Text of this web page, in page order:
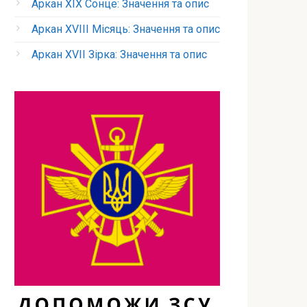
Аркан XIX Сонце: Значення та опис
Аркан XVIII Місяць: Значення та опис
Аркан XVII Зірка: Значення та опис